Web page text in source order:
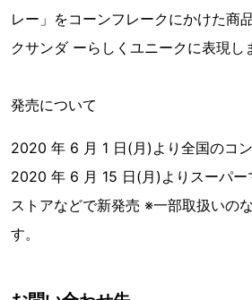
レー」をコーンフレークにかけた商
クサンダ ーらしくユニークに表現し
発売について
2020 年 6 月 1 日(月)より全国のコン
2020 年 6 月 15 日(月)よりスーパー
ストアなどで新発売 ※一部取扱いの
す。